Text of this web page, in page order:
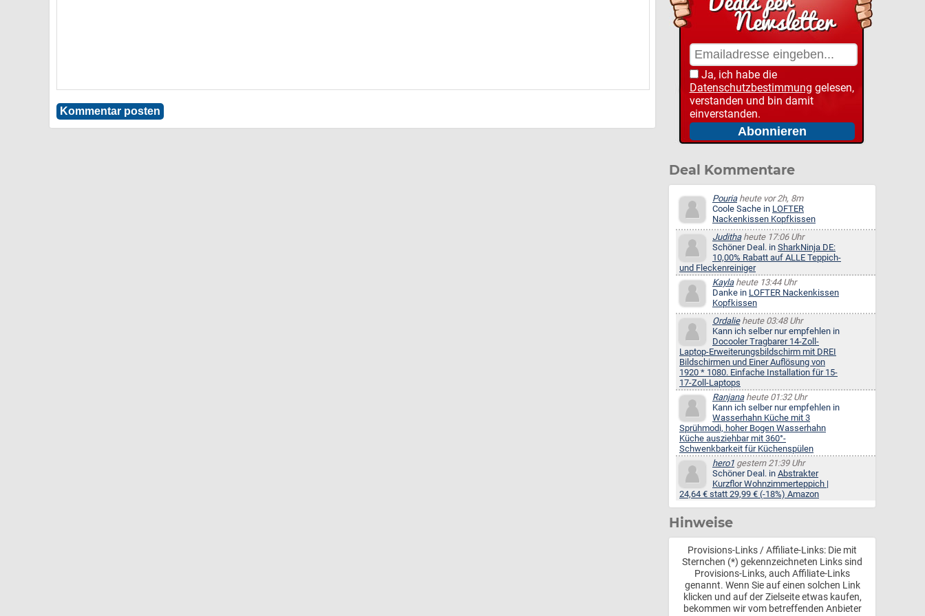
Ja, ich habe die
Datenschutzbestimmung gelesen,
verstanden und bin damit
einverstanden.
Deal Kommentare
Pouriaheute vor 2h, 8m
Coole Sache in LOFTER
Nackenkissen Kopfkissen
Judithaheute 17:06 Uhr
Schöner Deal. in SharkNinja DE:
10,00% Rabatt auf ALLE Teppich-
und Fleckenreiniger
Kaylaheute 13:44 Uhr
Danke in LOFTER Nackenkissen
Kopfkissen
Ordalieheute 03:48 Uhr
Kann ich selber nur empfehlen in
Docooler Tragbarer 14-Zoll-
Laptop-Erweiterungsbildschirm mit DREI
Bildschirmen und Einer Auflösung von
1920 * 1080. Einfache Installation für 15-
17-Zoll-Laptops
Ranjanaheute 01:32 Uhr
Kann ich selber nur empfehlen in
Wasserhahn Küche mit 3
Sprühmodi, hoher Bogen Wasserhahn
Küche ausziehbar mit 360°-
Schwenkbarkeit für Küchenspülen
hero1 gestern 21:39 Uhr
Schöner Deal. in Abstrakter
Kurzflor Wohnzimmerteppich |
24,64 € statt 29,99 € (-18%) Amazon
Hinweise
Provisions-Links / Affiliate-Links: Die mit
Sternchen (*) gekennzeichneten Links sind
Provisions-Links, auch Affiliate-Links
genannt. Wenn Sie auf einen solchen Link
klicken und auf der Zielseite etwas kaufen,
bekommen wir vom betreffenden Anbieter